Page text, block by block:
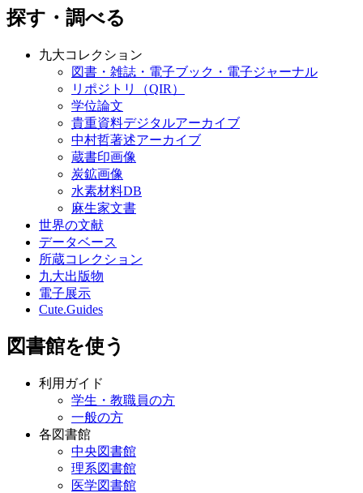
探す・調べる
九大コレクション
図書・雑誌・電子ブック・電子ジャーナル
リポジトリ（QIR）
学位論文
貴重資料デジタルアーカイブ
中村哲著述アーカイブ
蔵書印画像
炭鉱画像
水素材料DB
麻生家文書
世界の文献
データベース
所蔵コレクション
九大出版物
電子展示
Cute.Guides
図書館を使う
利用ガイド
学生・教職員の方
一般の方
各図書館
中央図書館
理系図書館
医学図書館